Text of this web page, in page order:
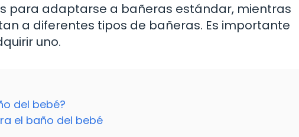
para adaptarse a bañeras estándar, mientras
a diferentes tipos de bañeras. Es importante
uno.
del bebé?
el baño del bebé